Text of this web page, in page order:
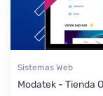
Sistemas Web
Modatek - Tienda